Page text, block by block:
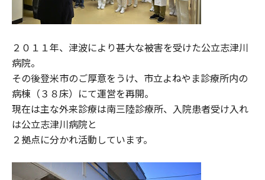
２０１１年、津波により甚大な被害を受けた公立志津川
病院。
その後登米市のご厚意をうけ、市立よねやま診療所内の
病棟（３８床）にて運営を再開。
現在は主な外来診療は南三陸診療所、入院患者受け入れ
は公立志津川病院と
２拠点に分かれ活動しています。